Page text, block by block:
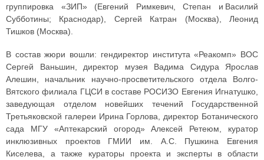
группировка «ЗИП» (Евгений Римкевич, Степан и Василий
Субботины; Краснодар), Сергей Катран (Москва), Леонид
Тишков (Москва).
В состав жюри вошли: гендиректор института «Реакомп» ВОС
Сергей Ваньшин, директор музея Вадима Сидура Ярослав
Алешин, начальник научно-просветительского отдела Волго-
Вятского филиала ГЦСИ в составе РОСИЗО Евгения Игнатушко,
заведующая отделом новейших течений Государственной
Третьяковской галереи Ирина Горлова, директор Ботанического
сада МГУ «Аптекарский огород» Алексей Ретеюм, куратор
инклюзивных проектов ГМИИ им. А.С. Пушкина Евгения
Киселева, а также кураторы проекта и эксперты в области